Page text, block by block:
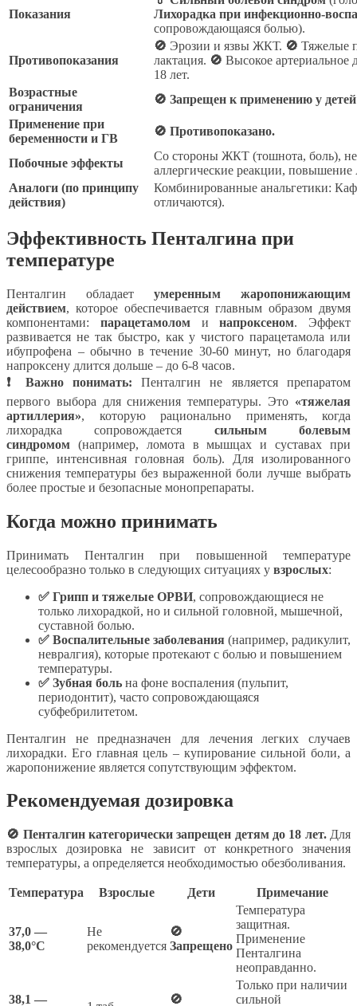
Показания
Лихорадка при инфекционно-
сопровождающаяся болью).
Противопоказания
🚫 Эрозии и язвы ЖКТ. 🚫 Тяжелые
лактация. 🚫 Высокое артериальное
18 лет.
Возрастные
ограничения
🚫 Запрещен к применению у
Применение при
беременности и ГВ
🚫 Противопоказано.
Побочные эффекты
Со стороны ЖКТ (тошнота, боль),
аллергические реакции,
Аналоги (по принципу
действия)
Комбинированные анальгетики:
отличаются).
Эффективность Пенталгина при
температуре
Пенталгин обладает умеренным жаропонижающим
действием, которое обеспечивается главным образом двумя
компонентами: парацетамоломинапроксеном. Эффект
развивается не так быстро, как у чистого парацетамола или
ибупрофена – обычно в течение 30-60 минут, но благодаря
напроксену длится дольше – до 6-8 часов.
❗ Важно понимать: Пенталгин не является препаратом
первого выбора для снижения температуры. Это «тяжелая
артиллерия», которую рационально применять, когда
лихорадка сопровождается сильным болевым
синдромом (например, ломота в мышцах и суставах при
гриппе, интенсивная головная боль). Для изолированного
снижения температуры без выраженной боли лучше выбрать
более простые и безопасные монопрепараты.
Когда можно принимать
Принимать Пенталгин при повышенной температуре
целесообразно только в следующих ситуациях у взрослых:
✅ Грипп и тяжелые ОРВИ, сопровождающиеся не
только лихорадкой, но и сильной головной, мышечной,
суставной болью.
✅ Воспалительные заболевания (например, радикулит,
невралгия), которые протекают с болью и повышением
температуры.
✅ Зубная боль на фоне воспаления (пульпит,
периодонтит), часто сопровождающаяся
субфебрилитетом.
Пенталгин не предназначен для лечения легких случаев
лихорадки. Его главная цель – купирование сильной боли, а
жаропонижение является сопутствующим эффектом.
Рекомендуемая дозировка
🚫 Пенталгин категорически запрещен детям до 18 лет.Для
взрослых дозировка не зависит от конкретного значения
температуры, а определяется необходимостью обезболивания.
Температура Взрослые Дети Примечание
37,0 —
38,0°C
Не
рекомендуется
🚫
Запрещено
Температура
защитная.
Применение
Пенталгина
неоправданно.
38,1 — 🚫
Только при наличии
сильной